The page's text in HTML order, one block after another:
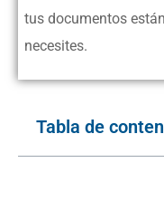
tus documentos
necesites.
Tabla de